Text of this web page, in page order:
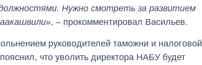
Нужно смотреть за развитием
», – прокомментировал Васильев.
руководителей таможни и налоговой
что уволить директора НАБУ будет